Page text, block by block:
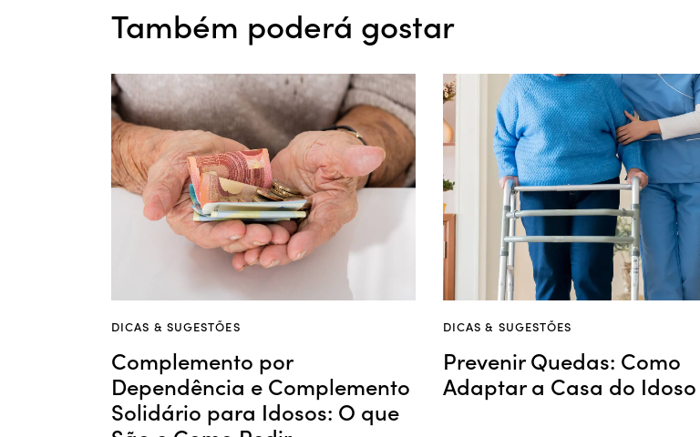
Também poderá gostar
DICAS & SUGESTÕES
Complemento por
Dependência e Complemento
Solidário para Idosos: O que
DICAS & SUGESTÕES
Prevenir Quedas: Como
Adaptar a Casa do Idoso